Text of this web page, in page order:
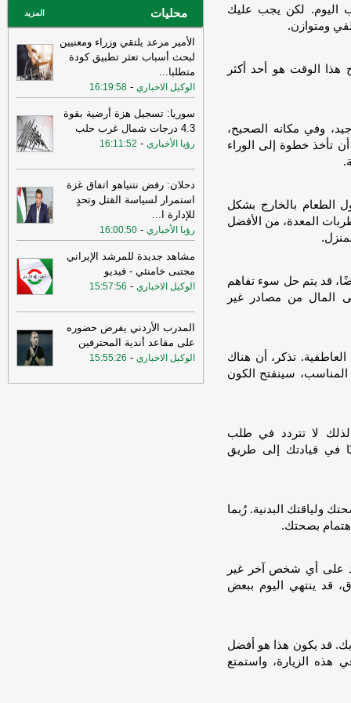
اليوم. لكن يجب عليك
ومتوازن.
هذا الوقت هو أحد أكثر
وفي مكانه الصحيح،
تأخذ خطوة إلى الوراء
الطعام بالخارج بشكل
المعدة، من الأفضل
قد يتم حل سوء تفاهم
المال من مصادر غير
العاطفية. تذكر، أن هناك
سينفتح الكون
لا تتردد في طلب
في قيادتك إلى طريق
ولياقتك البدنية. رُبما
بصحتك.
على أي شخص آخر غير
قد ينتهي اليوم ببعض
قد يكون هذا هو أفضل
الزيارة، واستمتع
10:29
عراقجي: لم نلحظ أي حسن نية
في سلوك الولايات المتحدة-لبنانون 24
محليات المزيد
الأمير مرعد يلتقي وزراء ومعنيين
لبحث أسباب تعثر تطبيق كودة
متطلبا...
الوكيل الاخباري -
16:19:58
سوريا: تسجيل هزة أرضية بقوة
4.3 درجات شمال غرب حلب
رؤيا الأخباري -
16:11:52
دحلان: رفض نتنياهو اتفاق غزة
استمرار لسياسة القتل وتحدٍ
للإدارة ا...
رؤيا الأخباري -
16:00:50
مشاهد جديدة للمرشد الإيراني
مجتبى خامنئي - فيديو
الوكيل الاخباري -
15:57:56
المدرب الأردني يفرض حضوره
على مقاعد أندية المحترفين
الوكيل الاخباري -
15:55:26